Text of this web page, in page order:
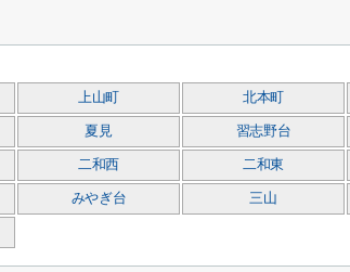
上山町 北本町
夏見 習志野台
二和西 二和東
みやぎ台 三山